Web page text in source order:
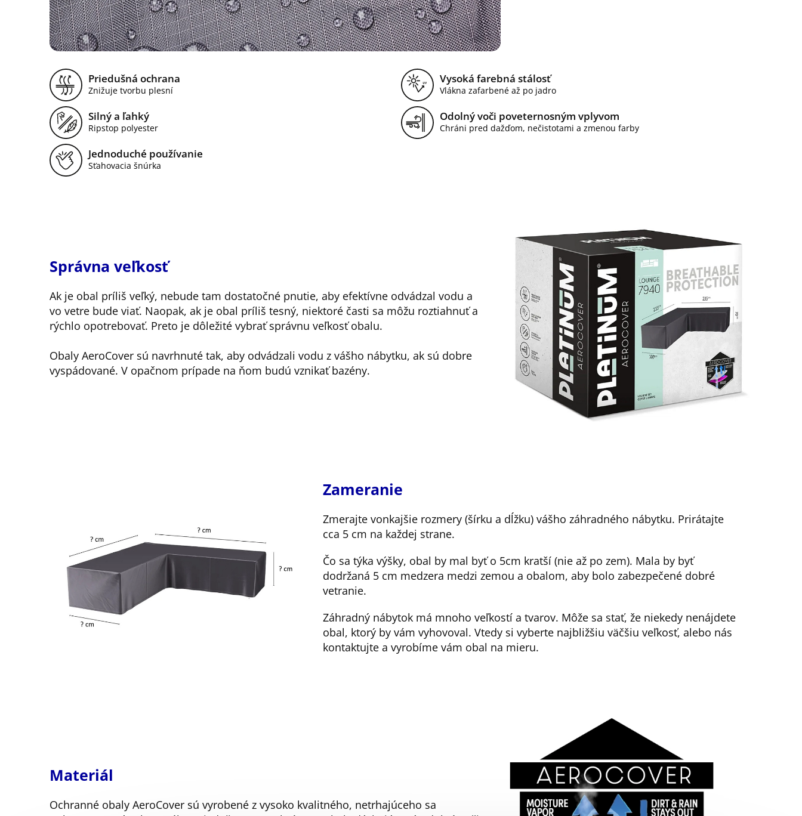
Priedušná ochrana
Znižuje tvorbu plesní
Vysoká farebná stálosť
Vlákna zafarbené až po jadro
Silný a ľahký
Ripstop polyester
Odolný voči poveternosným vplyvom
Chráni pred dažďom, nečistotami a zmenou farby
Jednoduché používanie
Sťahovacia šnúrka
Správna veľkosť
Ak je obal príliš veľký, nebude tam dostatočné pnutie, aby efektívne odvádzal vodu a
vo vetre bude viať. Naopak, ak je obal príliš tesný, niektoré časti sa môžu roztiahnuť a
rýchlo opotrebovať. Preto je dôležité vybrať správnu veľkosť obalu.
Obaly AeroCover sú navrhnuté tak, aby odvádzali vodu z vášho nábytku, ak sú dobre
vyspádované. V opačnom prípade na ňom budú vznikať bazény.
Zameranie
Zmerajte vonkajšie rozmery (šírku a dĺžku) vášho záhradného nábytku. Prirátajte
cca 5 cm na každej strane.
Čo sa týka výšky, obal by mal byť o 5cm kratší (nie až po zem). Mala by byť
dodržaná 5 cm medzera medzi zemou a obalom, aby bolo zabezpečené dobré
vetranie.
Záhradný nábytok má mnoho veľkostí a tvarov. Môže sa stať, že niekedy nenájdete
obal, ktorý by vám vyhovoval. Vtedy si vyberte najbližšiu väčšiu veľkosť, alebo nás
kontaktujte a vyrobíme vám obal na mieru.
Materiál
Ochranné obaly AeroCover sú vyrobené z vysoko kvalitného, netrhajúceho sa